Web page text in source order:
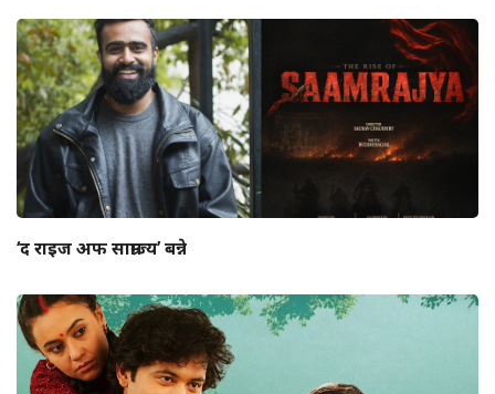
‘द राइज अफ साम्राज्य’ बन्ने